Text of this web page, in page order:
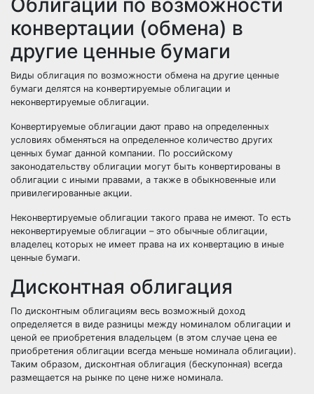
Облигации по возможности
конвертации (обмена) в
другие ценные бумаги
Виды облигация по возможности обмена на другие ценные
бумаги делятся на конвертируемые облигации и
неконвертируемые облигации.
Конвертируемые облигации дают право на определенных
условиях обменяться на определенное количество других
ценных бумаг данной компании. По российскому
законодательству облигации могут быть конвертированы в
облигации с иными правами, а также в обыкновенные или
привилегированные акции.
Неконвертируемые облигации такого права не имеют. То есть
неконвертируемые облигации – это обычные облигации,
владелец которых не имеет права на их конвертацию в иные
ценные бумаги.
Дисконтная облигация
По дисконтным облигациям весь возможный доход
определяется в виде разницы между номиналом облигации и
ценой ее приобретения владельцем (в этом случае цена ее
приобретения облигации всегда меньше номинала облигации).
Таким образом, дисконтная облигация (бескупонная) всегда
размещается на рынке по цене ниже номинала.